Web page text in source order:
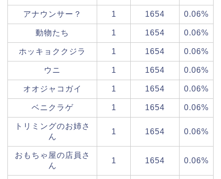
アナウンサー？ 1 1654 0.06%
動物たち 1 1654 0.06%
ホッキョククジラ 1 1654 0.06%
ウニ 1 1654 0.06%
オオジャコガイ 1 1654 0.06%
ベニクラゲ 1 1654 0.06%
トリミングのお姉さ
ん
1 1654 0.06%
おもちゃ屋の店員さ
ん
1 1654 0.06%